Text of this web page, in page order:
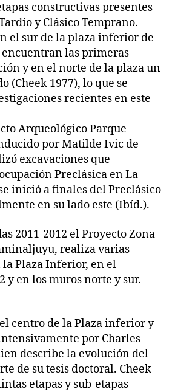
constructivas presentes
y Clásico Temprano.
el sur de la plaza inferior de
encuentran las primeras
y en el norte de la plaza un
(Cheek 1977), lo que se
recientes en este
Arqueológico Parque
por Matilde Ivic de
excavaciones que
Preclásica en La
inició a finales del Preclásico
en su lado este (Ibíd.).
2011-2012 el Proyecto Zona
realiza varias
la Plaza Inferior, en el
y en los muros norte y sur.
centro de la Plaza inferior y
por Charles
describe la evolución del
de su tesis doctoral. Cheek
etapas y sub-etapas